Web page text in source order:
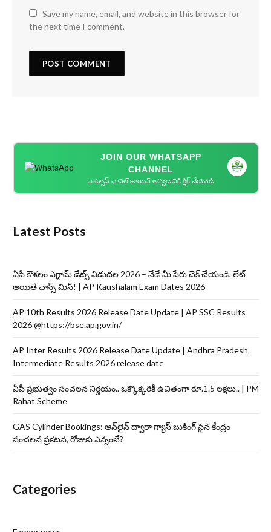
Save my name, email, and website in this browser for
the next time I comment.
JOIN OUR WHATSAPP
CHANNEL
వాట్సాప్ ఛానల్ జాయిన్ అవ్వడానికి క్లిక్ చేయండి
Latest Posts
ఏపీ కౌశలం ఎగ్జామ్ డేట్స్ విడుదల 2026 – నేడే మీ పేరు చెక్ చేయండి, లేట్
అయితే ఛాన్స్ మిస్! | AP Kaushalam Exam Dates 2026
AP 10th Results 2026 Release Date Update | AP SSC Results
2026 @https://bse.ap.gov.in/
AP Inter Results 2026 Release Date Update | Andhra Pradesh
Intermediate Results 2026 release date
ఏపీ ప్రభుత్వం సంచలన నిర్ణయం.. ఒక్కొక్కరికీ ఉచితంగా రూ.1.5 లక్షలు.. | PM
Rahat Scheme
GAS Cylinder Bookings: ఆన్‌లైన్‌ ద్వారా గ్యాస్ బుకింగ్ పైన కేంద్రం
సంచలన ప్రకటన, రోజుకు ఎన్నంటే?
Categories